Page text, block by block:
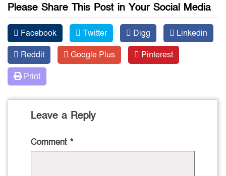
Please Share This Post in Your Social Media
Facebook Twitter Digg
Linkedin
Reddit
Google Plus
Pinterest
Print
Leave a Reply
Comment *